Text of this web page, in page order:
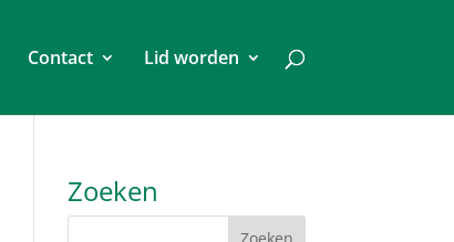
Contact Lid worden
Zoeken